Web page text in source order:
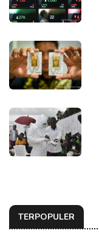
TERPOPULER